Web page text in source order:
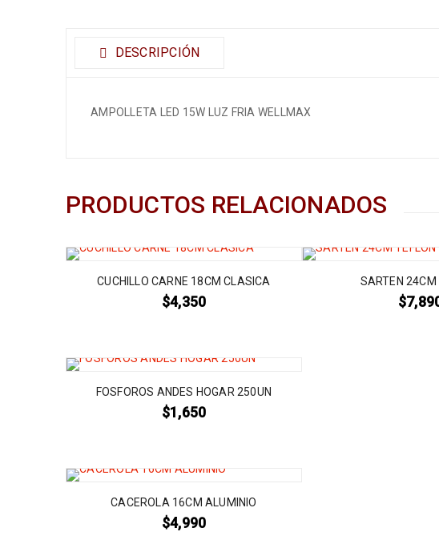
DESCRIPCIÓN
AMPOLLETA LED 15W LUZ FRIA WELLMAX
PRODUCTOS RELACIONADOS
CUCHILLO CARNE 18CM CLASICA
$4,350
SARTEN 24CM
$
FOSFOROS ANDES HOGAR 250UN
$1,650
CACEROLA 16CM ALUMINIO
$4,990